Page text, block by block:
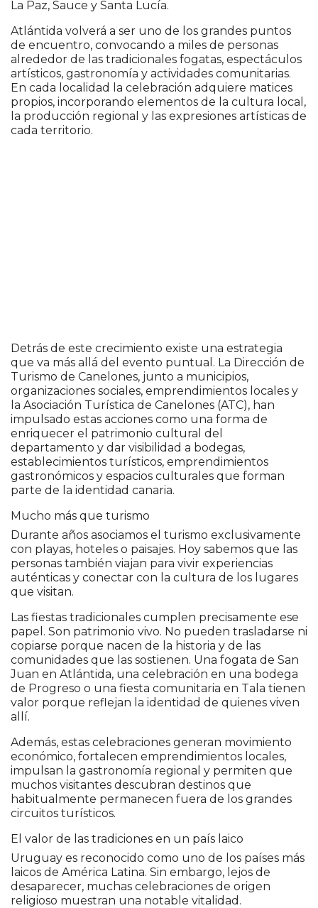
La Paz, Sauce y Santa Lucía.
Atlántida volverá a ser uno de los grandes puntos
de encuentro, convocando a miles de personas
alrededor de las tradicionales fogatas, espectáculos
artísticos, gastronomía y actividades comunitarias.
En cada localidad la celebración adquiere matices
propios, incorporando elementos de la cultura local,
la producción regional y las expresiones artísticas de
cada territorio.
Detrás de este crecimiento existe una estrategia
que va más allá del evento puntual. La Dirección de
Turismo de Canelones, junto a municipios,
organizaciones sociales, emprendimientos locales y
la Asociación Turística de Canelones (ATC), han
impulsado estas acciones como una forma de
enriquecer el patrimonio cultural del
departamento y dar visibilidad a bodegas,
establecimientos turísticos, emprendimientos
gastronómicos y espacios culturales que forman
parte de la identidad canaria.
Mucho más que turismo
Durante años asociamos el turismo exclusivamente
con playas, hoteles o paisajes. Hoy sabemos que las
personas también viajan para vivir experiencias
auténticas y conectar con la cultura de los lugares
que visitan.
Las fiestas tradicionales cumplen precisamente ese
papel. Son patrimonio vivo. No pueden trasladarse ni
copiarse porque nacen de la historia y de las
comunidades que las sostienen. Una fogata de San
Juan en Atlántida, una celebración en una bodega
de Progreso o una fiesta comunitaria en Tala tienen
valor porque reflejan la identidad de quienes viven
allí.
Además, estas celebraciones generan movimiento
económico, fortalecen emprendimientos locales,
impulsan la gastronomía regional y permiten que
muchos visitantes descubran destinos que
habitualmente permanecen fuera de los grandes
circuitos turísticos.
El valor de las tradiciones en un país laico
Uruguay es reconocido como uno de los países más
laicos de América Latina. Sin embargo, lejos de
desaparecer, muchas celebraciones de origen
religioso muestran una notable vitalidad.